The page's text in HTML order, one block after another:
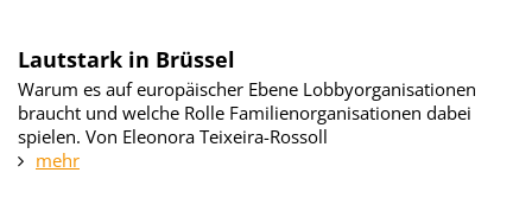
Lautstark in Brüssel
Warum es auf europäischer Ebene Lobbyorganisationen
braucht und welche Rolle Familienorganisationen dabei
spielen. Von Eleonora Teixeira-Rossoll
mehr